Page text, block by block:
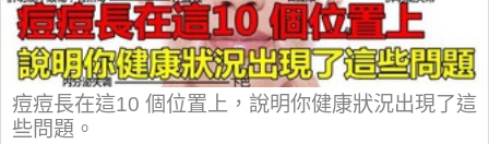
痘痘長在這10 個位置上，說明你健康狀況出現了這
些問題。